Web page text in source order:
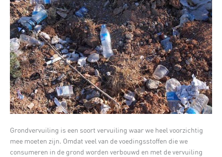
Grondvervuiling is een soort vervuiling waar we heel voorzichtig
mee moeten zijn. Omdat veel van de voedingsstoffen die we
consumeren in de grond worden verbouwd en met de vervuiling